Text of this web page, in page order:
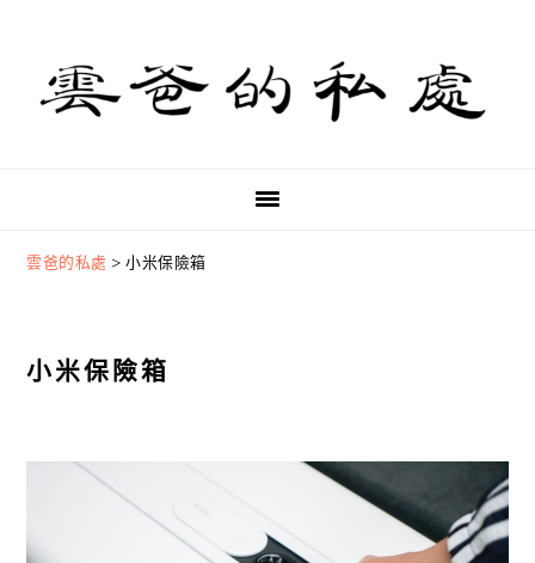
primary
navigation
content
primary
sidebar
雲爸的私處 >小米保險箱
小米保險箱